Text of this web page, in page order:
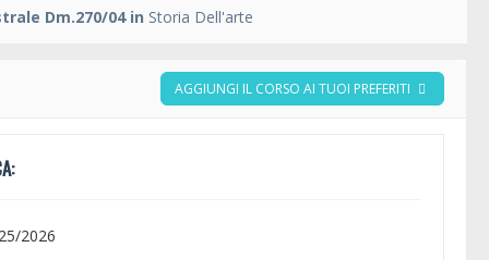
Dm.270/04 in Storia Dell'arte
AGGIUNGI IL CORSO AI TUOI PREFERITI
2026